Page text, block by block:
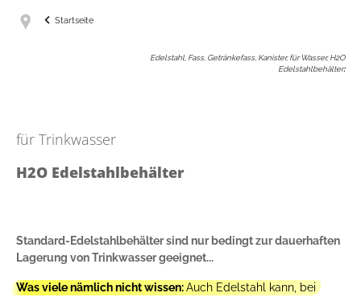
Startseite
Edelstahl, Fass, Getränkefass, Kanister, für Wasser, H2O
Edelstahlbehälter:
für Trinkwasser
H2O Edelstahlbehälter
Standard-Edelstahlbehälter sind nur bedingt zur dauerhaften
Lagerung von Trinkwasser geeignet...
Was viele nämlich nicht wissen:Auch Edelstahl kann, bei